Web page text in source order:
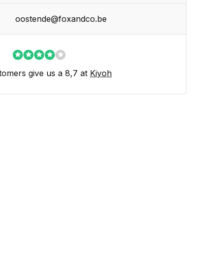
oostende@foxandco.be
give us a 8,7 at Kiyoh